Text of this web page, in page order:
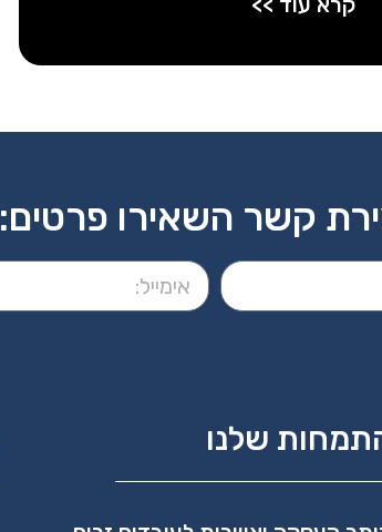
קשר השאירו פרטים:
שלנו